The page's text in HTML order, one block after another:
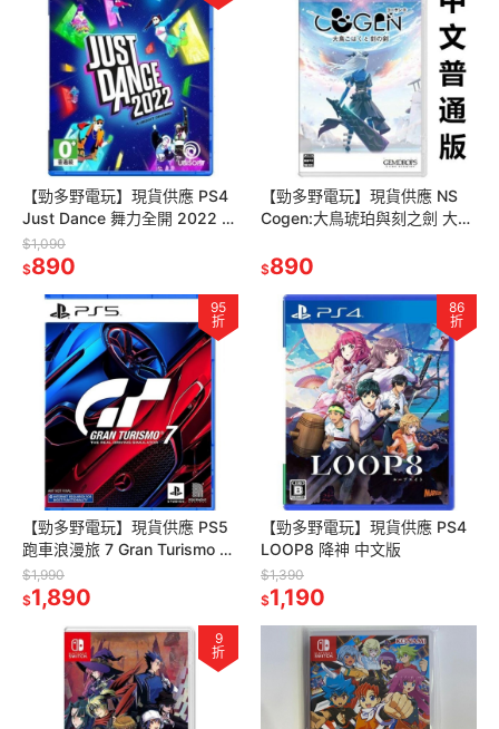
【勁多野電玩】現貨供應 PS4
Just Dance 舞力全開 2022 中
文版
$1,090
$890
【勁多野電玩】現貨供應 NS
Cogen:大鳥琥珀與刻之劍 大鳳
$890
95
折
【勁多野電玩】現貨供應 PS5
跑車浪漫旅 7 Gran Turismo 7
中文版
$1,990
$1,890
86
折
【勁多野電玩】現貨供應 PS4
LOOP8 降神 中文版
$1,390
$1,190
9
折